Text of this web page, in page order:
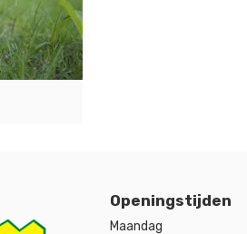
Openingstijden
Maandag